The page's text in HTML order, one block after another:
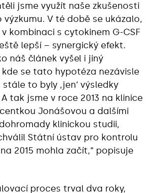
jsme využít naše zkušenosti
výzkumu. V té době se ukázalo,
kombinaci s cytokinem G-CSF
lepší – synergický efekt.
náš článek vyšel i jiný
se tato hypotéza nezávisle
to byly ‚jen‘ výsledky
tak jsme v roce 2013 na klinice
Jonášovou a dalšími
klinickou studii,
Státní ústav pro kontrolu
2015 mohla začít,“ popisuje
proces trval dva roky,